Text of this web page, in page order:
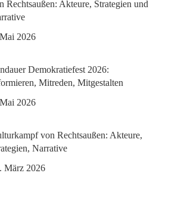
Rechtsaußen: Akteure, Strategien und
2026
Demokratiefest 2026:
Mitreden, Mitgestalten
2026
von Rechtsaußen: Akteure,
Narrative
März 2026